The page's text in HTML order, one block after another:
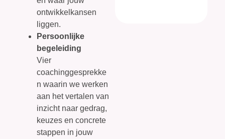
ontwikkelkansen
liggen.
Persoonlijke
begeleiding
Vier
coachinggesprekke
n waarin we werken
aan het vertalen van
inzicht naar gedrag,
keuzes en concrete
stappen in jouw